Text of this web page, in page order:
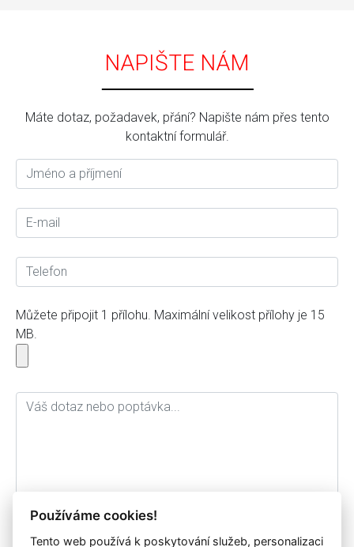
NAPIŠTE NÁM
Máte dotaz, požadavek, přání? Napište nám přes tento
kontaktní formulář.
Můžete připojit 1 přílohu. Maximální velikost přílohy je 15
MB.
Používáme cookies!
Tento web používá k poskytování služeb, personalizaci